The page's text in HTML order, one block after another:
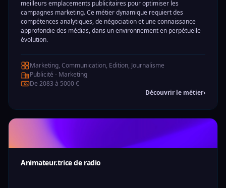
meilleurs emplacements publicitaires pour optimiser les
campagnes marketing. Ce métier dynamique requiert des
compétences analytiques, de négociation et une connaissance
approfondie des médias, dans un environnement en perpétuelle
évolution.
Marketing, Communication, Edition, Journalisme
Publicité - Marketing
De 2083 à 5000 €
Découvrir le métier›
Animateur.trice de radio